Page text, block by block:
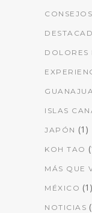
DOLORES
ISLAS
JAPÓN (1)
KOH TAO
MÁS QUE
MÉXICO (1)
NOTICIAS